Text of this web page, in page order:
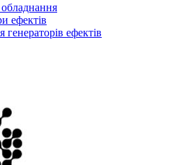
ефектів
генераторів ефектів